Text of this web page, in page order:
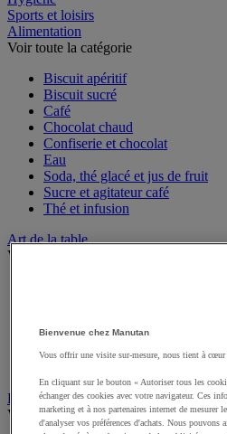
Hygiène
Sports et loisirs
Alimentation
Biscuit apéritif
Biscuit sucré
Café
Chocolat chaud
Confiserie et chocolat
Eau
Soda, thé glacé et jus de fruit
Sucre et agitateur café
Art de la table
Menu et affichage
Vaisselle jetable pour
Vaisselle réutilisable pour
Batterie de cuisine
Voir toute la catégorie
Bienvenue chez Manutan
Vous offrir une visite sur-mesure, nous tient à
En cliquant sur le bouton « Autoriser tous les
échanger des cookies avec votre navigateur. Ces
marketing et à nos partenaires internet de mesurer
d'analyser vos préférences d'achats. Nous pouvons